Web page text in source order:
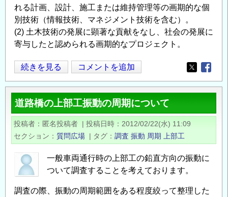
れる計画、設計、施工または維持管理等の画期的な個
別技術（情報技術、マネジメント技術を含む）。
(2) 土木技術の発展に顕著な貢献をなし、社会の発展に
寄与したと認められる画期的なプロジェクト。
平
成
23
年
度
術
賞
内
説
続きを見る コメントを追加
Opens in
道路橋の上部工振動の周期について
投稿者 匿名投稿者 | 投稿日時
2012/02/22(水) 11:09
セクション
質問広場 | タグ 調査 振動 周期 上部工
一般車両通行時の上部工の鉛直方向の振動に
ついて調査することを考えております。
調査の際、振動の周期範囲をある程度絞って整理した